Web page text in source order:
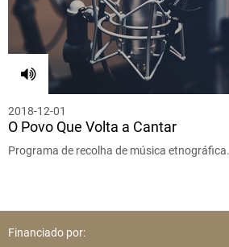
2018-12-01
O Povo Que Volta a Cantar
Programa de recolha de música etnográfica.
Financiado por: